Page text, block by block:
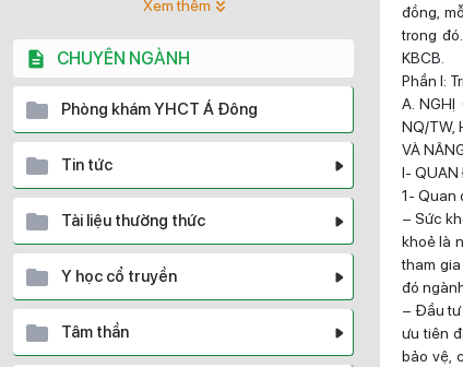
Xem thêm
CHUYÊN NGÀNH
Phòng khám YHCT Á Đông
Tin tức
Tài liệu thường thức
Y học cổ truyền
Tâm thần
đồng,
trong
KBCB.
Phần I:
A. NGHỊ
NQ/TW,
VÀ
I- QUAN
1- Quan
– Sức
khoẻ là
tham
đó
– Đầu tư
ưu tiên
bảo vệ,